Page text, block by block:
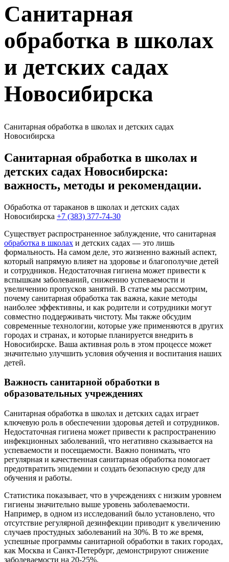
Санитарная
обработка в школах
и детских садах
Новосибирска
Санитарная обработка в школах и детских садах
Новосибирска
Санитарная обработка в школах и
детских садах Новосибирска:
важность, методы и рекомендации.
Обработка от тараканов в школах и детских садах
Новосибирска +7 (383) 377-74-30
Существует распространенное заблуждение, что санитарная
обработка в школах и детских садах — это лишь
формальность. На самом деле, это жизненно важный аспект,
который напрямую влияет на здоровье и благополучие детей
и сотрудников. Недостаточная гигиена может привести к
вспышкам заболеваний, снижению успеваемости и
увеличению пропусков занятий. В статье мы рассмотрим,
почему санитарная обработка так важна, какие методы
наиболее эффективны, и как родители и сотрудники могут
совместно поддерживать чистоту. Мы также обсудим
современные технологии, которые уже применяются в других
городах и странах, и которые планируется внедрить в
Новосибирске. Ваша активная роль в этом процессе может
значительно улучшить условия обучения и воспитания наших
детей.
Важность санитарной обработки в
образовательных учреждениях
Санитарная обработка в школах и детских садах играет
ключевую роль в обеспечении здоровья детей и сотрудников.
Недостаточная гигиена может привести к распространению
инфекционных заболеваний, что негативно сказывается на
успеваемости и посещаемости. Важно понимать, что
регулярная и качественная санитарная обработка помогает
предотвратить эпидемии и создать безопасную среду для
обучения и работы.
Статистика показывает, что в учреждениях с низким уровнем
гигиены значительно выше уровень заболеваемости.
Например, в одном из исследований было установлено, что
отсутствие регулярной дезинфекции приводит к увеличению
случаев простудных заболеваний на 30%. В то же время,
успешные программы санитарной обработки в таких городах,
как Москва и Санкт-Петербург, демонстрируют снижение
заболеваемости на 20-25%.